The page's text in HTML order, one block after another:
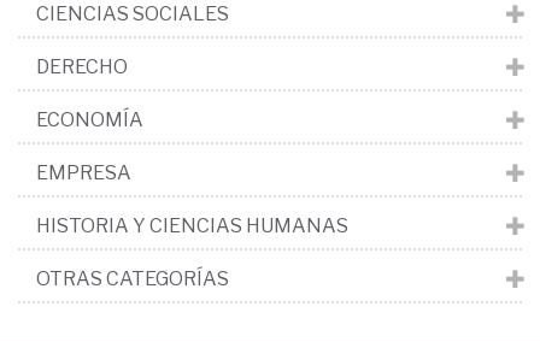
CIENCIAS SOCIALES
DERECHO
ECONOMÍA
EMPRESA
HISTORIA Y CIENCIAS HUMANAS
OTRAS CATEGORÍAS